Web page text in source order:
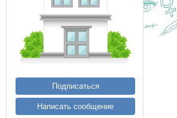
Подписаться
Написать сообщение